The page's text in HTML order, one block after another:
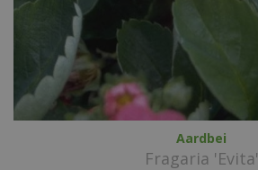
Aardbei
Fragaria 'Evita'